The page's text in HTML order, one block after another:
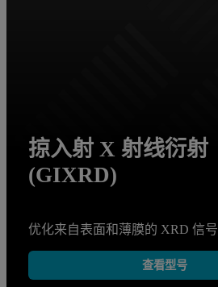
掠入射 X 射线衍射
(GIXRD)
优化来自表面和薄膜的 XRD 信号
查看型号